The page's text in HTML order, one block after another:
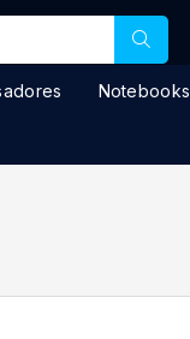
Notebooks